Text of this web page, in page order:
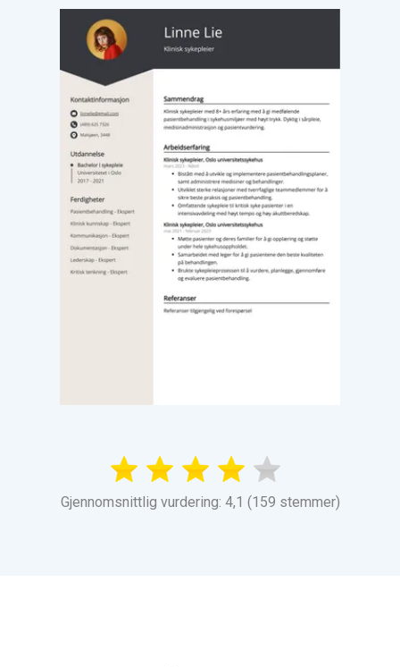
Gjennomsnittlig vurdering: 4,1 (159 stemmer)